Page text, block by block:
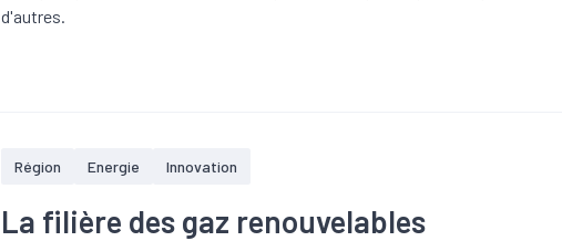
d'autres.
Région Energie Innovation
La filière des gaz renouvelables